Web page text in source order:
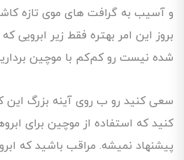
و آسیب به گرافت های موی تازه
بروز این امر بهتره فقط زیر ابرویی
شده نیست رو کم‌کم با موچین
سعی کنید رو ب روی آینه بزرگ این
کنید که استفاده از موچین برای
پیشنهاد نمیشه. مراقب باشید که